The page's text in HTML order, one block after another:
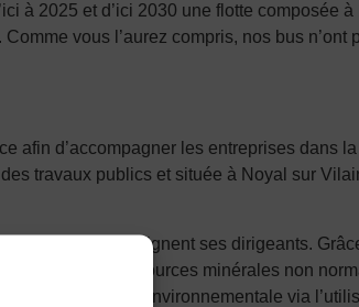
à 2025 et d’ici 2030 une flotte composée à
vous l’aurez compris, nos bus n’ont
afin d’accompagner les entreprises dans
travaux publics et située à Noyal sur
du projet »
soulignent ses dirigeants.
à partir des ressources minérales non
empreinte environnementale via